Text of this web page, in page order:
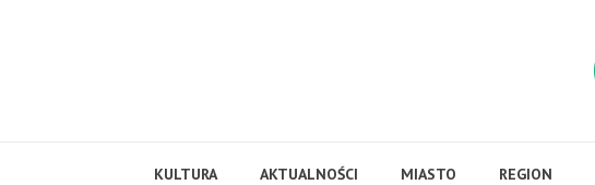
KULTURA AKTUALNOŚCI MIASTO REGION